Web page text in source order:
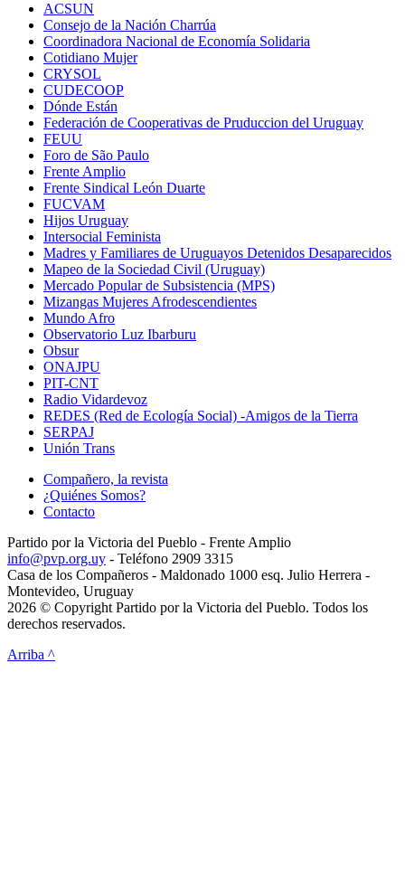
ACSUN
Consejo de la Nación Charrúa
Coordinadora Nacional de Economía Solidaria
Cotidiano Mujer
CRYSOL
CUDECOOP
Dónde Están
Federación de Cooperativas de Pruduccion del Uruguay
FEUU
Foro de São Paulo
Frente Amplio
Frente Sindical León Duarte
FUCVAM
Hijos Uruguay
Intersocial Feminista
Madres y Familiares de Uruguayos Detenidos Desaparecidos
Mapeo de la Sociedad Civil (Uruguay)
Mercado Popular de Subsistencia (MPS)
Mizangas Mujeres Afrodescendientes
Mundo Afro
Observatorio Luz Ibarburu
Obsur
ONAJPU
PIT-CNT
Radio Vidardevoz
REDES (Red de Ecología Social) -Amigos de la Tierra
SERPAJ
Unión Trans
Compañero, la revista
¿Quiénes Somos?
Contacto
Partido por la Victoria del Pueblo - Frente Amplio
info@pvp.org.uy - Teléfono 2909 3315
Casa de los Compañeros - Maldonado 1000 esq. Julio Herrera -
Montevideo, Uruguay
2026 © Copyright Partido por la Victoria del Pueblo. Todos los
derechos reservados.
Arriba ^